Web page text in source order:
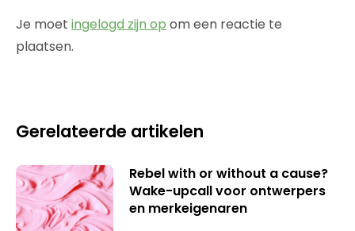
Je moet ingelogd zijn op om een reactie te
plaatsen.
Gerelateerde artikelen
Rebel with or without a cause?
Wake-upcall voor ontwerpers
en merkeigenaren